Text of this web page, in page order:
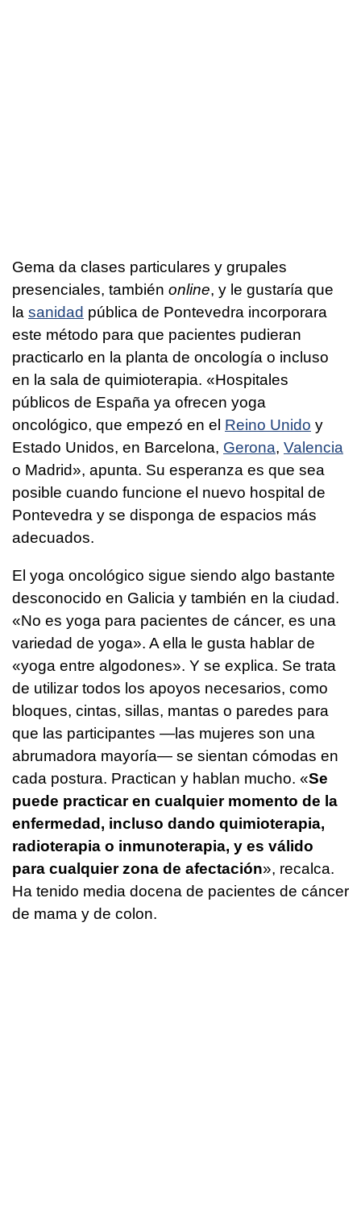
Gema da clases particulares y grupales
presenciales, también online, y le gustaría que
la sanidad pública de Pontevedra incorporara
este método para que pacientes pudieran
practicarlo en la planta de oncología o incluso
en la sala de quimioterapia. «Hospitales
públicos de España ya ofrecen yoga
oncológico, que empezó en el Reino Unido y
Estado Unidos, en Barcelona, Gerona, Valencia
o Madrid», apunta. Su esperanza es que sea
posible cuando funcione el nuevo hospital de
Pontevedra y se disponga de espacios más
adecuados.
El yoga oncológico sigue siendo algo bastante
desconocido en Galicia y también en la ciudad.
«No es yoga para pacientes de cáncer, es una
variedad de yoga». A ella le gusta hablar de
«yoga entre algodones». Y se explica. Se trata
de utilizar todos los apoyos necesarios, como
bloques, cintas, sillas, mantas o paredes para
que las participantes —las mujeres son una
abrumadora mayoría— se sientan cómodas en
cada postura. Practican y hablan mucho. «Se
puede practicar en cualquier momento de la
enfermedad, incluso dando quimioterapia,
radioterapia o inmunoterapia, y es válido
para cualquier zona de afectación», recalca.
Ha tenido media docena de pacientes de cáncer
de mama y de colon.